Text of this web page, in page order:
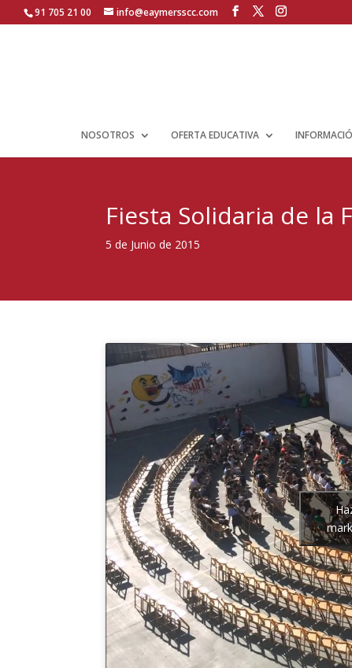
91 705 21 00 info@eaymersscc.com
NOSOTROS OFERTA EDUCATIVA
Fiesta Solidaria de la
5 de Junio de 2015